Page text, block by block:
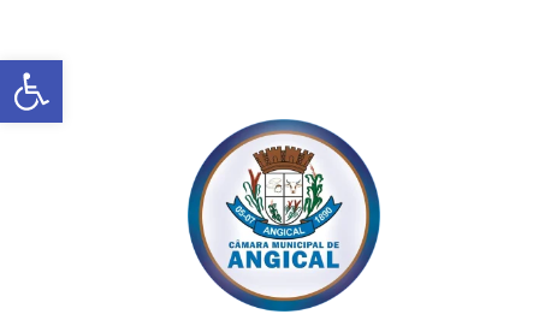
Abrir a barra de ferramentas